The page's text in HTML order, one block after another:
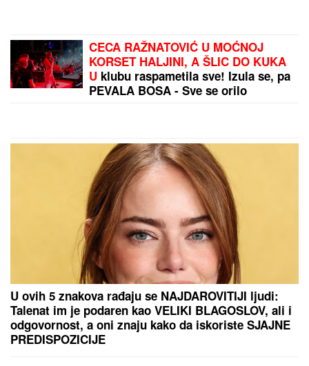
Poznati estradni par progovorio o razvodu! Otkrili
pravu istinu o svom braku: "Sramota nas je"
PREPORUKA ZA VAS
ORBAN POSETIO TRUBAČKU LEGENDUMađarski
političar uživa na Saboru trubača u Guči: Pozdravio
se sa muzičarima i jeo svadbarski kupus